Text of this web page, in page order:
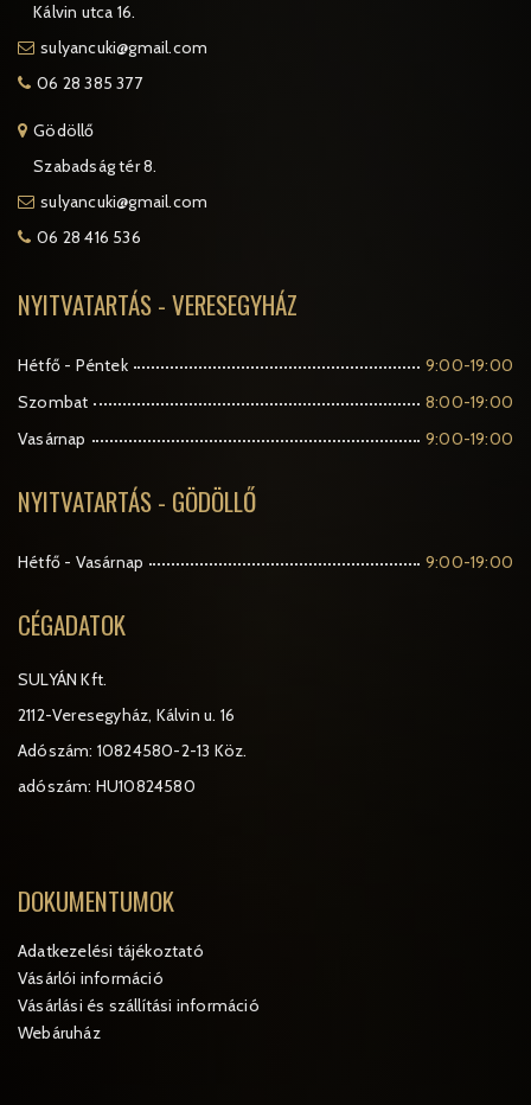
Kálvin utca 16.
sulyancuki@gmail.com
06 28 385 377
Gödöllő
Szabadság tér 8.
sulyancuki@gmail.com
06 28 416 536
NYITVATARTÁS - VERESEGYHÁZ
Hétfő - Péntek
9:00-19:00
Szombat
8:00-19:00
Vasárnap
9:00-19:00
NYITVATARTÁS - GÖDÖLLŐ
Hétfő - Vasárnap 9:00-19:00
CÉGADATOK
SULYÁN Kft.
2112-Veresegyház, Kálvin u. 16
Adószám: 10824580-2-13 Köz.
adószám: HU10824580
DOKUMENTUMOK
Adatkezelési tájékoztató
Vásárlói információ
Vásárlási és szállítási információ
Webáruház